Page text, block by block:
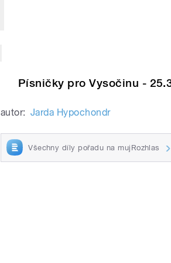
Písničky pro Vysočinu -
autor: Jarda Hypochondr
Všechny díly pořadu na mujRozhlas